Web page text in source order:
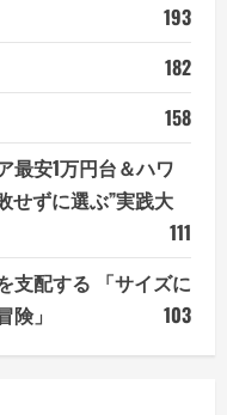
193
182
158
最安1万円台＆ハワ
せずに選ぶ”実践大
111
支配する 「サイズに
」
103